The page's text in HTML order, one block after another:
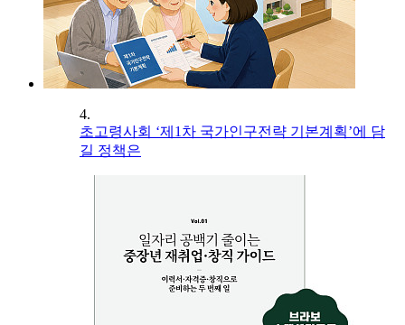
4.
초고령사회 ‘제1차 국가인구전략 기본계획’에 담
길 정책은